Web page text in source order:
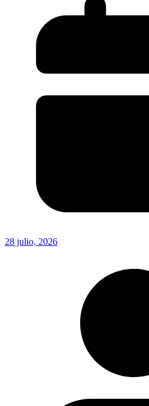
28 julio, 2026